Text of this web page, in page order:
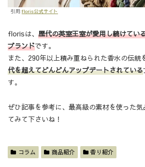
引用:floris公式サイト
florisは、 歴代の英室王室が愛用し続けてい
ブランドです。
また、290年以上積み重ねられた香水の伝統
代を超えてどんどんアップデートされている
す。
ぜひ記事を参考に、最高級の素材を使った
てみて下さいね！
コラム 商品紹介 香り紹介